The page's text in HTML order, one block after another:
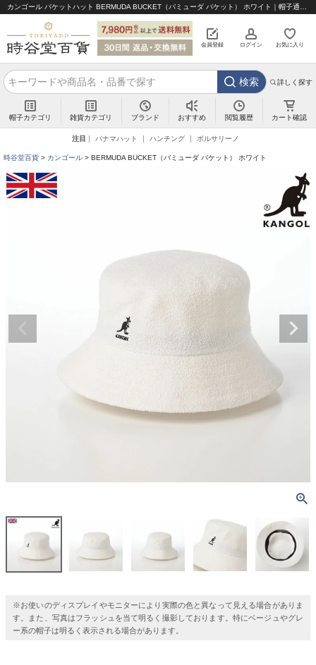
会員登録 ログイン お気に入り
検索 詳しく探す
帽子カテゴリ 雑貨カテゴリ ブランド おすすめ 閲覧履歴 カート確認
注目 パナマハット ハンチング ボルサリーノ
時谷堂百貨 カンゴール BERMUDA BUCKET（バミューダ バケット） ホワイト
※お使いのディスプレイやモニターにより実際の色と異なって見える場合がありま
す。また、写真はフラッシュを当て明るく撮影しております。特にベージュやグレ
ー系の帽子は明るく表示される場合があります。